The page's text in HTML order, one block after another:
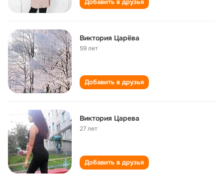
Добавить в друзья
Виктория Царёва
59 лет
Добавить в друзья
Виктория Царева
27 лет
Добавить в друзья